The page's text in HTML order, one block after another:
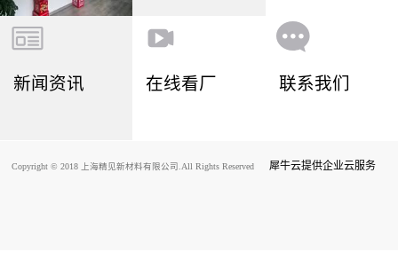
新闻资讯 在线看厂 联系我们
Copyright © 2018 上海精见新材料有限公司.All Rights Reserved 犀牛云提供企业云服务